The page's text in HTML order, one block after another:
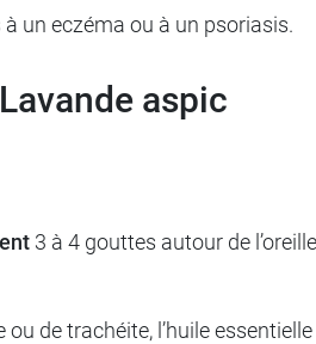
à un eczéma ou à un psoriasis.
aspic
3 à 4 gouttes autour de
de trachéite, l’huile